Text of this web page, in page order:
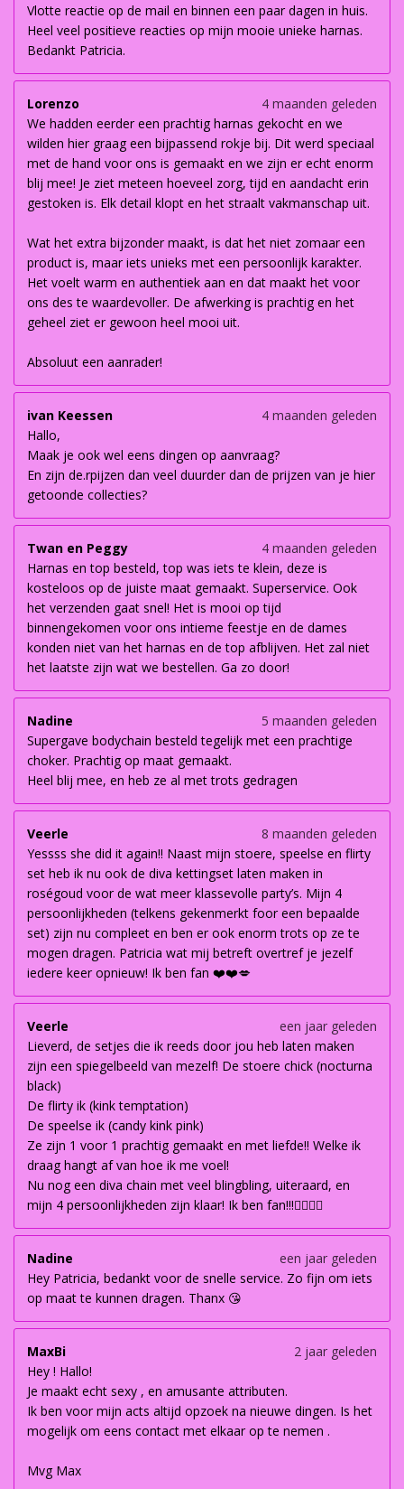
Vlotte reactie op de mail en binnen een paar dagen in huis.
Heel veel positieve reacties op mijn mooie unieke harnas.
Bedankt Patricia.
Lorenzo
4 maanden geleden
We hadden eerder een prachtig harnas gekocht en we
wilden hier graag een bijpassend rokje bij. Dit werd speciaal
met de hand voor ons is gemaakt en we zijn er echt enorm
blij mee! Je ziet meteen hoeveel zorg, tijd en aandacht erin
gestoken is. Elk detail klopt en het straalt vakmanschap uit.
Wat het extra bijzonder maakt, is dat het niet zomaar een
product is, maar iets unieks met een persoonlijk karakter.
Het voelt warm en authentiek aan en dat maakt het voor
ons des te waardevoller. De afwerking is prachtig en het
geheel ziet er gewoon heel mooi uit.
Absoluut een aanrader!
ivan Keessen
4 maanden geleden
Hallo,
Maak je ook wel eens dingen op aanvraag?
En zijn de.rpijzen dan veel duurder dan de prijzen van je hier
getoonde collecties?
Twan en Peggy
4 maanden geleden
Harnas en top besteld, top was iets te klein, deze is
kosteloos op de juiste maat gemaakt. Superservice. Ook
het verzenden gaat snel! Het is mooi op tijd
binnengekomen voor ons intieme feestje en de dames
konden niet van het harnas en de top afblijven. Het zal niet
het laatste zijn wat we bestellen. Ga zo door!
Nadine
5 maanden geleden
Supergave bodychain besteld tegelijk met een prachtige
choker. Prachtig op maat gemaakt.
Heel blij mee, en heb ze al met trots gedragen
Veerle
8 maanden geleden
Yessss she did it again!! Naast mijn stoere, speelse en flirty
set heb ik nu ook de diva kettingset laten maken in
roségoud voor de wat meer klassevolle party’s. Mijn 4
persoonlijkheden (telkens gekenmerkt foor een bepaalde
set) zijn nu compleet en ben er ook enorm trots op ze te
mogen dragen. Patricia wat mij betreft overtref je jezelf
iedere keer opnieuw! Ik ben fan ❤️❤️💋
Veerle
een jaar geleden
Lieverd, de setjes die ik reeds door jou heb laten maken
zijn een spiegelbeeld van mezelf! De stoere chick (nocturna
black)
De flirty ik (kink temptation)
De speelse ik (candy kink pink)
Ze zijn 1 voor 1 prachtig gemaakt en met liefde!! Welke ik
draag hangt af van hoe ik me voel!
Nu nog een diva chain met veel blingbling, uiteraard, en
mijn 4 persoonlijkheden zijn klaar! Ik ben fan!!!👌🏽👌🏽
Nadine
een jaar geleden
Hey Patricia, bedankt voor de snelle service. Zo fijn om iets
op maat te kunnen dragen. Thanx 😘
MaxBi
2 jaar geleden
Hey ! Hallo!
Je maakt echt sexy , en amusante attributen.
Ik ben voor mijn acts altijd opzoek na nieuwe dingen. Is het
mogelijk om eens contact met elkaar op te nemen .
Mvg Max